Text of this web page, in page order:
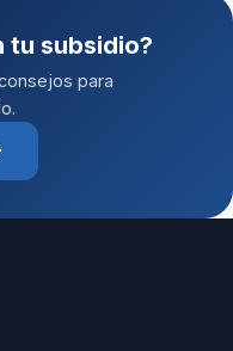
tu subsidio?
para